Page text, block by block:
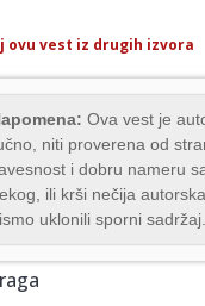
ovu vest iz drugih izvora
Ova vest je
niti proverena od
i dobru nameru
ili krši nečija
uklonili sporni sadržaj.